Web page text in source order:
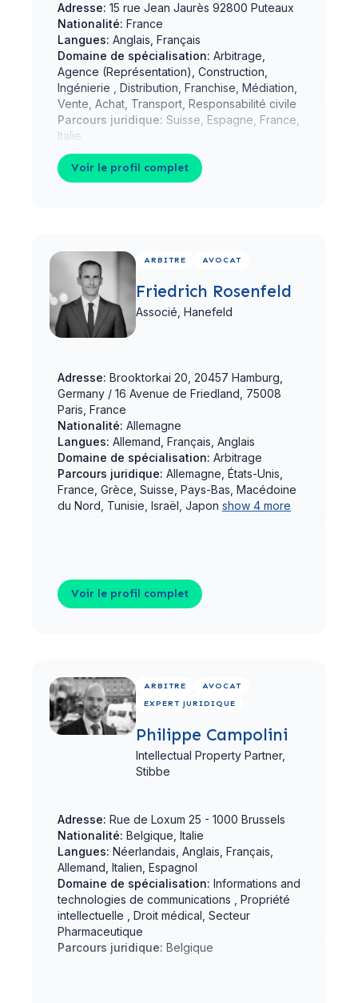
Adresse: 15 rue Jean Jaurès 92800 Puteaux
Nationalité: France
Langues: Anglais, Français
Domaine de spécialisation: Arbitrage,
Agence (Représentation), Construction,
Ingénierie , Distribution, Franchise, Médiation,
Vente, Achat, Transport, Responsabilité civile
Parcours juridique: Suisse, Espagne, France,
Italie
Voir le profil complet
ARBITRE AVOCAT
Friedrich Rosenfeld
Associé, Hanefeld
Adresse: Brooktorkai 20, 20457 Hamburg,
Germany / 16 Avenue de Friedland, 75008
Paris, France
Nationalité: Allemagne
Langues: Allemand, Français, Anglais
Domaine de spécialisation: Arbitrage
Parcours juridique: Allemagne, États-Unis,
France, Grèce, Suisse, Pays-Bas, Macédoine
du Nord, Tunisie, Israël, Japon show 4 more
Voir le profil complet
ARBITRE
AVOCAT
EXPERT JURIDIQUE
Philippe Campolini
Intellectual Property Partner,
Stibbe
Adresse: Rue de Loxum 25 - 1000 Brussels
Nationalité: Belgique, Italie
Langues: Néerlandais, Anglais, Français,
Allemand, Italien, Espagnol
Domaine de spécialisation: Informations and
technologies de communications , Propriété
intellectuelle , Droit médical, Secteur
Pharmaceutique
Parcours juridique: Belgique